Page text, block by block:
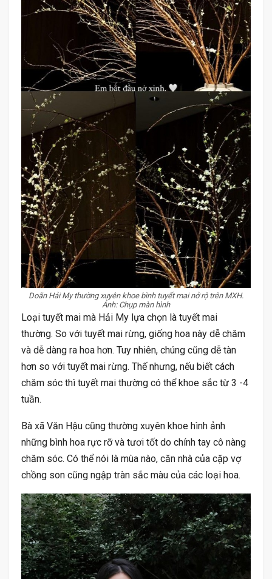
Doãn Hải My thường xuyên khoe bình tuyết mai nở rộ trên MXH.
Ảnh: Chụp màn hình
Loại tuyết mai mà Hải My lựa chọn là tuyết mai
thường. So với tuyết mai rừng, giống hoa này dễ chăm
và dễ dàng ra hoa hơn. Tuy nhiên, chúng cũng dễ tàn
hơn so với tuyết mai rừng. Thế nhưng, nếu biết cách
chăm sóc thì tuyết mai thường có thể khoe sắc từ 3 -4
tuần.
Bà xã Văn Hậu cũng thường xuyên khoe hình ảnh
những bình hoa rực rỡ và tươi tốt do chính tay cô nàng
chăm sóc. Có thể nói là mùa nào, căn nhà của cặp vợ
chồng son cũng ngập tràn sắc màu của các loại hoa.